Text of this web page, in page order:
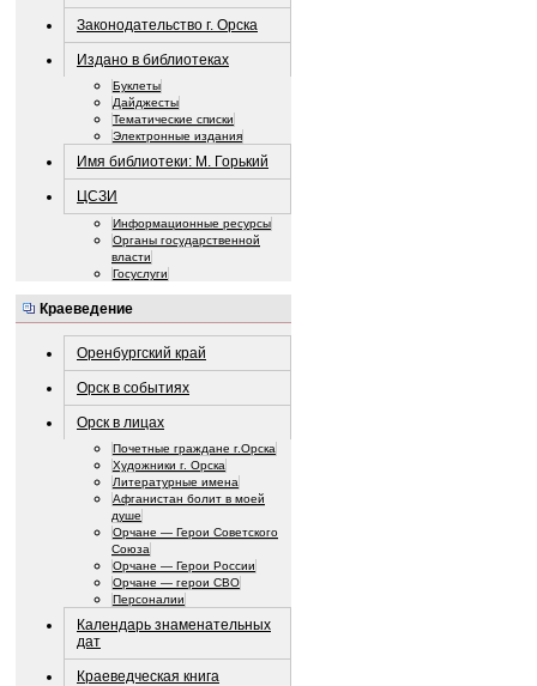
Законодательство г. Орска
Издано в библиотеках
Буклеты
Дайджесты
Тематические списки
Электронные издания
Имя библиотеки: М. Горький
ЦСЗИ
Информационные ресурсы
Органы государственной
власти
Госуслуги
Краеведение
Оренбургский край
Орск в событиях
Орск в лицах
Почетные граждане г.Орска
Художники г. Орска
Литературные имена
Афганистан болит в моей
душе
Орчане — Герои Советского
Союза
Орчане — Герои России
Орчане — герои СВО
Персоналии
Календарь знаменательных
дат
Краеведческая книга